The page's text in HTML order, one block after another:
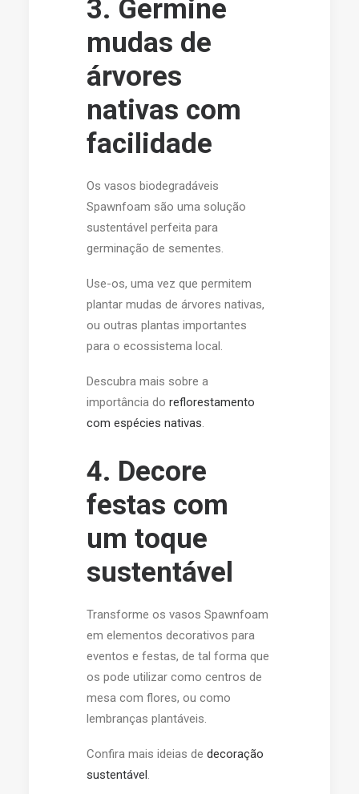
3. Germine
mudas de
árvores
nativas com
facilidade
Os vasos biodegradáveis
Spawnfoam são uma solução
sustentável perfeita para
germinação de sementes.
Use-os, uma vez que permitem
plantar mudas de árvores nativas,
ou outras plantas importantes
para o ecossistema local.
Descubra mais sobre a
importância do reflorestamento
com espécies nativas
4. Decore
festas com
um toque
sustentável
Transforme os vasos Spawnfoam
em elementos decorativos para
eventos e festas, de tal forma que
os pode utilizar como centros de
mesa com flores, ou como
lembranças plantáveis.
Confira mais ideias de decoração
sustentável